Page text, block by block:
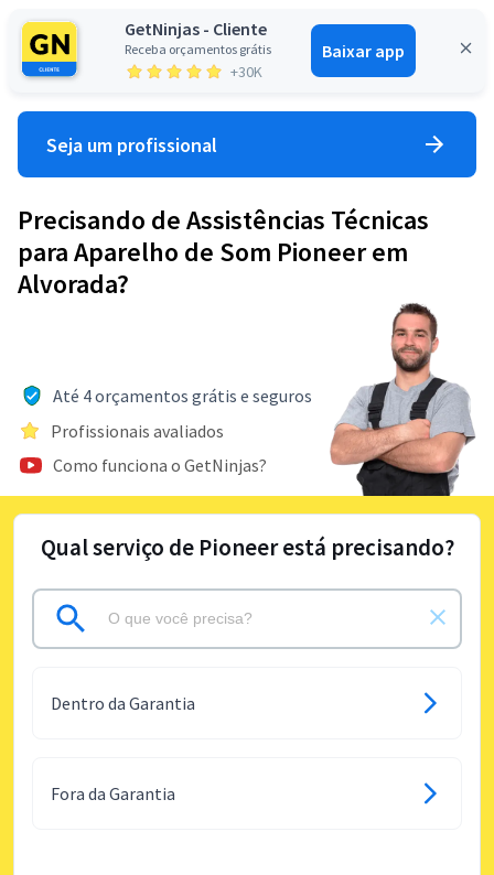
GetNinjas - Cliente
Receba orçamentos grátis
+30K
Baixar app
Entrar
Seja um profissional
Precisando de Assistências Técnicas
para Aparelho de Som Pioneer em
Alvorada?
Até 4 orçamentos grátis e seguros
Profissionais avaliados
Como funciona o GetNinjas?
Qual serviço de Pioneer está precisando?
Dentro da Garantia
Fora da Garantia